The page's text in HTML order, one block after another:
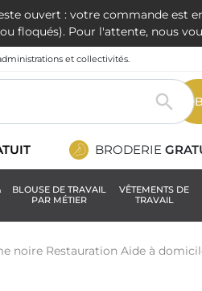
ouvert : votre commande est
floqués). Pour l'attente, nous
et collectivités.

BRODERIE
BLOUSE DE TRAVAIL
PAR MÉTIER
VÊTEMENTS DE
TRAVAIL
noire Restauration Aide à